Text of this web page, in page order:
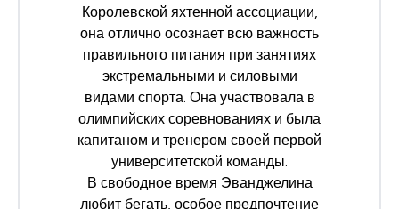
Королевской яхтенной ассоциации
она отлично осознает всю важность
правильного питания при занятиях
экстремальными и силовыми
видами спорта. Она участвовала в
олимпийских соревнованиях и была
капитаном и тренером своей первой
университетской команды.
В свободное время Эванджелина
любит бегать, особое предпочтение